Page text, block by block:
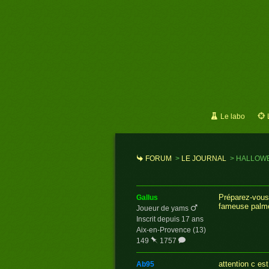
Le labo
FORUM > LE JOURNAL >
gallus
Joueur de yams
Inscrit depuis 17 ans
Aix-en-Provence (13)
149
1757
Préparez-
fameuse
ab95
attention c